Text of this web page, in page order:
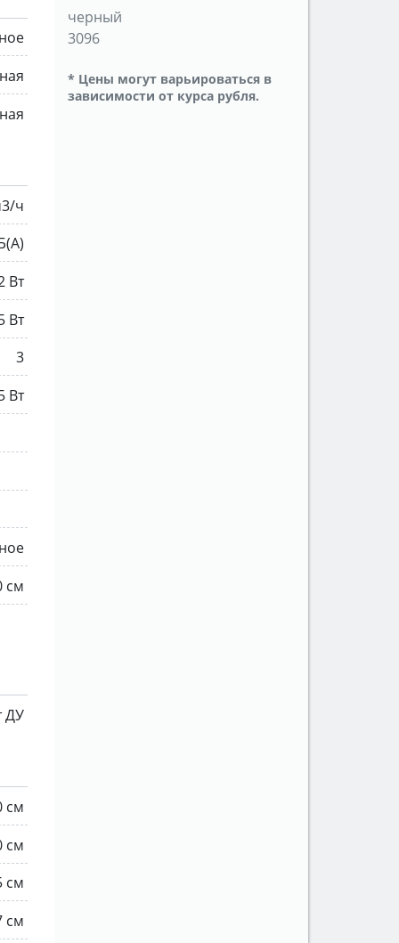
ч
Вт
Вт
3
Вт
см
ДУ
см
см
см
см
черный
3096
* Цены могут варьироваться в
зависимости от курса рубля.